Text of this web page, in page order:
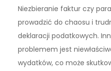
Niezbieranie faktur czy
prowadzić do chaosu i
deklaracji podatkowych.
problemem jest
wydatków, co może